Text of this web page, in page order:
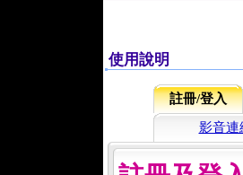
使用說明
註冊/登入
影音連